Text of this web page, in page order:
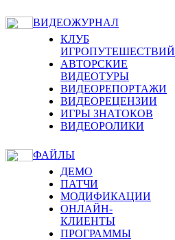
ВИДЕОЖУРНАЛ
КЛУБ
ИГРОПУТЕШЕСТВИЙ
АВТОРСКИЕ
ВИДЕОТУРЫ
ВИДЕОРЕПОРТАЖИ
ВИДЕОРЕЦЕНЗИИ
ИГРЫ ЗНАТОКОВ
ВИДЕОРОЛИКИ
ФАЙЛЫ
ДЕМО
ПАТЧИ
МОДИФИКАЦИИ
ОНЛАЙН-
КЛИЕНТЫ
ПРОГРАММЫ